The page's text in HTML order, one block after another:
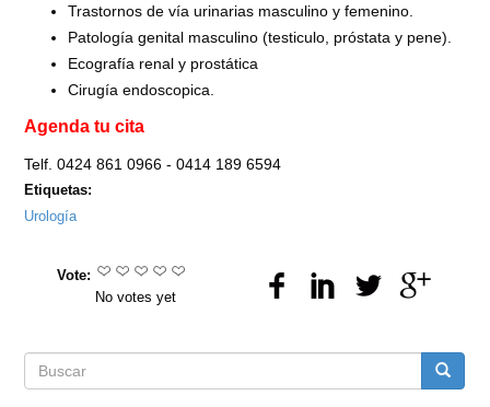
Trastornos de vía urinarias masculino y femenino.
Patología genital masculino (testiculo, próstata y pene).
Ecografía renal y prostática
Cirugía endoscopica.
Agenda tu cita
Telf. 0424 861 0966 - 0414 189 6594
Etiquetas:
Urología
Vote:
No votes yet
Formulario